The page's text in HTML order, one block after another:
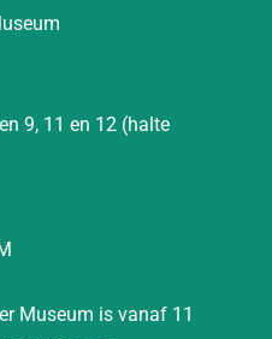
9, 11 en 12 (halte
Museum is vanaf 11